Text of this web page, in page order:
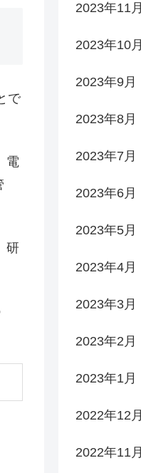
で
電
研
2023年11月
2023年10月
2023年9月
2023年8月
2023年7月
2023年6月
2023年5月
2023年4月
2023年3月
2023年2月
2023年1月
2022年12月
2022年11月